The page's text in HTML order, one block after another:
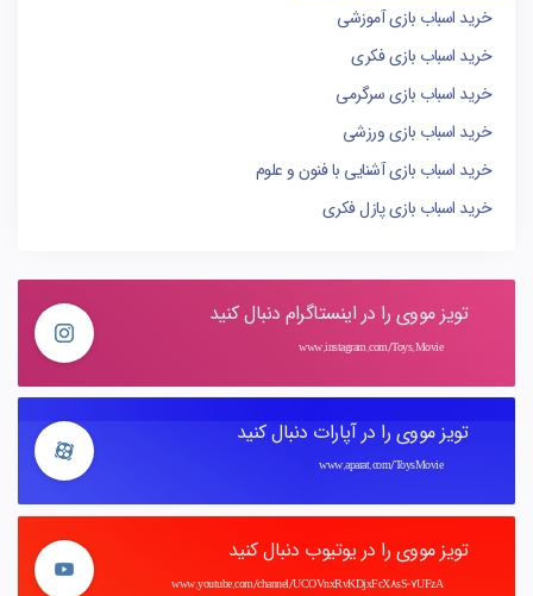
خرید اسباب بازی آموزشی
خرید اسباب بازی فکری
خرید اسباب بازی سرگرمی
خرید اسباب بازی ورزشی
خرید اسباب بازی آشنایی با فنون و علوم
خرید اسباب بازی پازل فکری
تویز مووی را در اینستاگرام دنبال کنید
www.instagram.com/Toys.Movie
تویز مووی را در آپارات دنبال کنید
www.aparat.com/ToysMovie
تویز مووی را در یوتیوب دنبال کنید
www.youtube.com/channel/UCOVnxRvKDjxFcX8sS-7UFzA